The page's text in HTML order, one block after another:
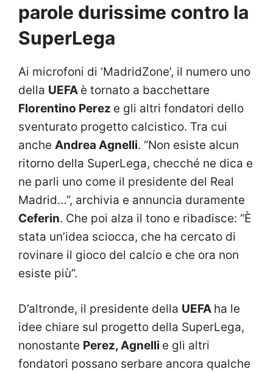
parole durissime contro la
SuperLega
Ai microfoni di ‘MadridZone’, il numero uno
della UEFA è tornato a bacchettare
Florentino Perez e gli altri fondatori dello
sventurato progetto calcistico. Tra cui
anche Andrea Agnelli. “Non esiste alcun
ritorno della SuperLega, checché ne dica e
ne parli uno come il presidente del Real
Madrid…”, archivia e annuncia duramente
Ceferin. Che poi alza il tono e ribadisce: “È
stata un’idea sciocca, che ha cercato di
rovinare il gioco del calcio e che ora non
esiste più”.
D’altronde, il presidente della UEFA ha le
idee chiare sul progetto della SuperLega,
nonostante Perez, Agnelli e gli altri
fondatori possano serbare ancora qualche